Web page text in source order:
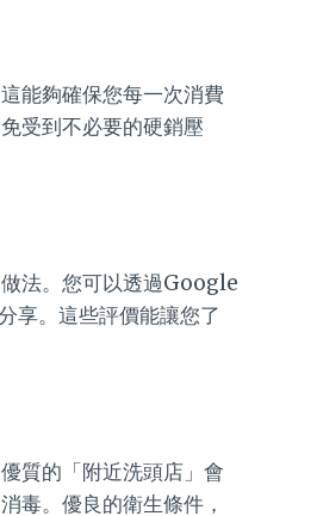
能夠確保您每一次消費
受到不必要的硬銷壓
法。您可以透過Google
享。這些評價能讓您了
質的「附近洗頭店」會
毒。優良的衛生條件，